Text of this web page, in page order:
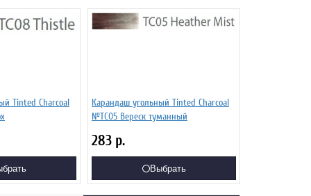
Tinted Charcoal
Карандаш угольный Tinted Charcoal
№TC05 Вереск туманный
283 р.
Выбрать